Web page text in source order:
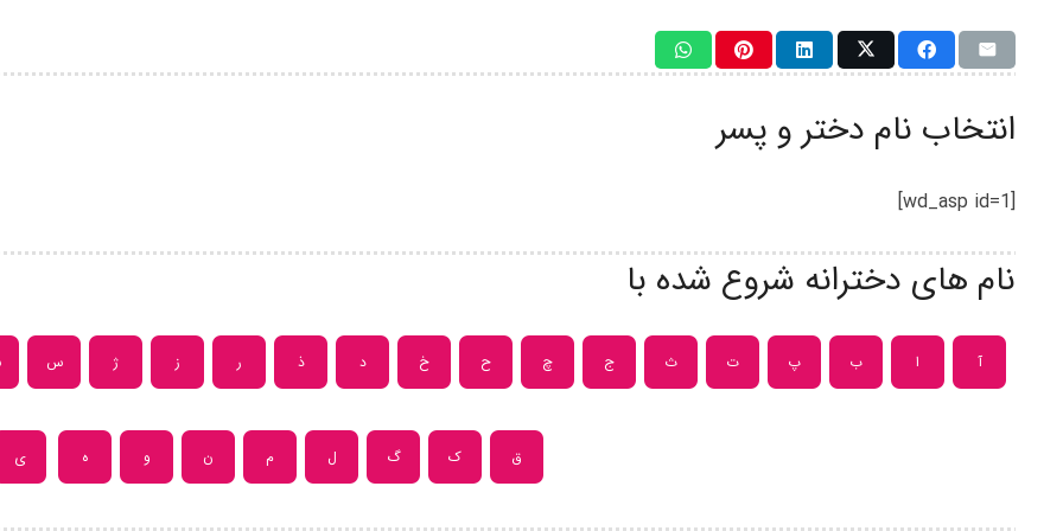
انتخاب نام دختر و پسر
[wd_asp id=1]
نام های دخترانه شروع شده با
آ ا ب پ ت ث ج چ ح خ د ذ ر ز ژ س
ق ک گ ل م ن و ه ی